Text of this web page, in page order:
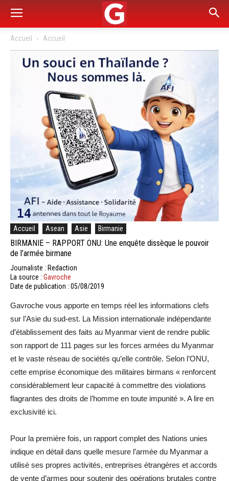
Accueil Accueil
Accueil Asean Asie Birmanie
BIRMANIE – RAPPORT ONU: Une enquête dissèque le pouvoir
de l’armée birmane
Journaliste : Redaction
La source : Gavroche
Date de publication : 05/08/2019
Gavroche vous apporte en temps réel les informations clefs
sur l’Asie du sud-est. La Mission internationale indépendante
d’établissement des faits au Myanmar vient de rendre public
son rapport de 111 pages sur les forces armées du Myanmar
et le vaste réseau de sociétés qu’elle contrôle. Selon l’ONU,
cette emprise économique des militaires birmans « renforcent
considérablement leur capacité à commettre des violations
flagrantes des droits de l’homme en toute impunité ». A lire en
exclusivité ici.
Pour la première fois, un rapport complet des Nations unies
indique en détail dans quelle mesure l’armée du Myanmar a
utilisé ses propres activités, entreprises étrangères et accords
de vente d’armes pour soutenir des opérations brutales contre